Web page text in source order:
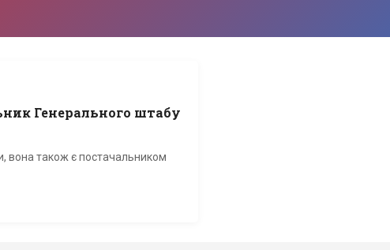
Генерального штабу
вона також є постачальником